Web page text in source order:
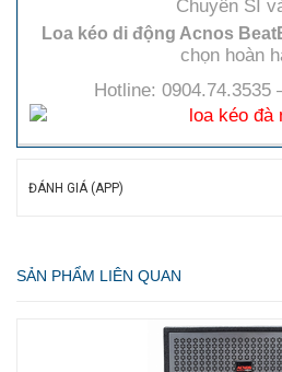
Chuyên SỈ
Loa kéo di động Acnos
chọn hoàn
Hotline: 0904.74.3535
ĐÁNH GIÁ (APP)
SẢN PHẨM LIÊN QUAN